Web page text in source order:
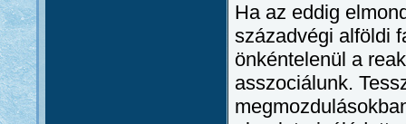
Ha az eddig
századvégi alföldi
önkéntelenül a
asszociálunk.